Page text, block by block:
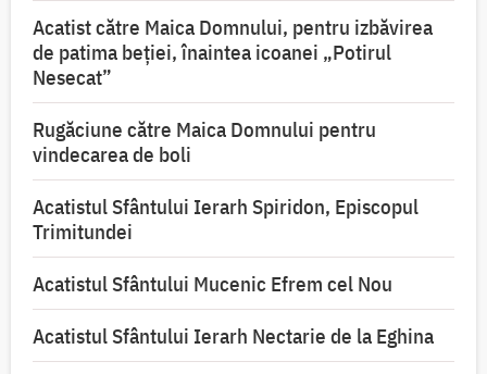
Acatist către Maica Domnului, pentru izbăvirea
de patima beției, înaintea icoanei „Potirul
Nesecat”
Rugăciune către Maica Domnului pentru
vindecarea de boli
Acatistul Sfântului Ierarh Spiridon, Episcopul
Trimitundei
Acatistul Sfântului Mucenic Efrem cel Nou
Acatistul Sfântului Ierarh Nectarie de la Eghina